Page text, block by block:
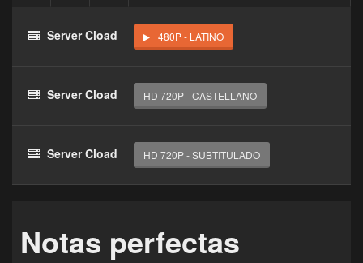
Haz clic 3 veces en el botón para desbloquear este
reproductor
Clic 1 - Abrir primer enlace
El acceso expira en 1 hora
Server Cload 480P - LATINO
Server Cload HD 720P - CASTELLANO
Server Cload HD 720P - SUBTITULADO
Notas perfectas